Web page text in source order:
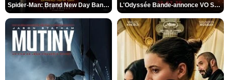
Spider-Man: Brand New Day Bande-annonce VO STFR L'Odyssée Bande-annonce VO STFR